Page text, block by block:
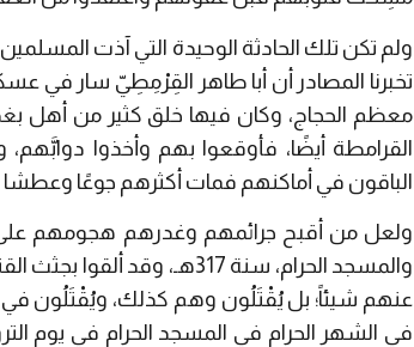
ولم تكن تلك الحادثة الوحيدة التي آذت
تخبرنا المصادر أن أبا طاهر القِرْمِطِيّ سار في
معظم الحجاج، وكان فيها خلق كثير من أهل
القرامطة أيضًا، فأوقعوا بهم وأخذوا دوابَّهم،
الباقون في أماكنهم فمات أكثرهم جوعًا وعطشا
ولعل من أقبح جرائمهم وغدرهم هجومهم على
والمسجد الحرام، سنة
عنهم شيئاً؛ بل يُقْتَلُون وهم كذلك، ويُقْتَلُون في
في الشهر الحرام في المسجد الحرام في يوم